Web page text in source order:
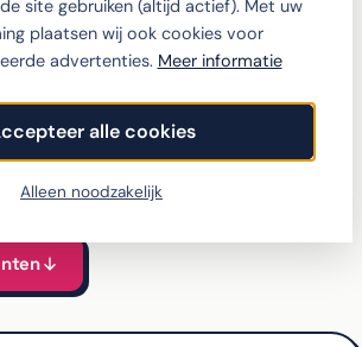
site gebruiken (altijd actief). Met uw
plaatsen wij ook cookies voor
advertenties. Meer informatie
alle cookies
Alleen noodzakelijk
Ultra met
bij Simyo
voor de 17 Ultra vergeleken
all-in incl. toestel